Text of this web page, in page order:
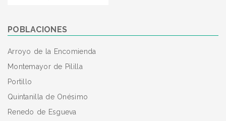
POBLACIONES
Arroyo de la Encomienda
Montemayor de Pililla
Portillo
Quintanilla de Onésimo
Renedo de Esgueva